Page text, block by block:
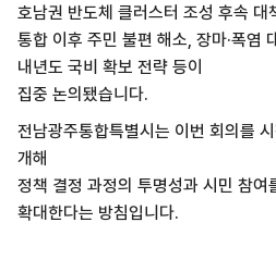
호남권 반도체 클러스터 조성 후속 대
통합 이후 주민 불편 해소, 장마·폭염
내년도 국비 확보 전략 등이
집중 논의됐습니다.
전남광주통합특별시는 이번 회의를
개해
정책 결정 과정의 투명성과 시민 참여
확대한다는 방침입니다.